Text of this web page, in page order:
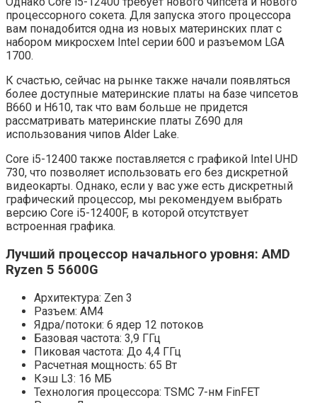
процессорного сокета. Для запуска этого процессора
вам понадобится одна из новых материнских плат с
набором микросхем Intel серии 600 и разъемом LGA
1700.
К счастью, сейчас на рынке также начали появляться
более доступные материнские платы на базе чипсетов
B660 и H610, так что вам больше не придется
рассматривать материнские платы Z690 для
использования чипов Alder Lake.
Core i5-12400 также поставляется с графикой Intel UHD
730, что позволяет использовать его без дискретной
видеокарты. Однако, если у вас уже есть дискретный
графический процессор, мы рекомендуем выбрать
версию Core i5-12400F, в которой отсутствует
встроенная графика.
Лучший процессор начального уровня: AMD
Ryzen 5 5600G
Архитектура: Zen 3
Разъем: АМ4
Ядра/потоки: 6 ядер 12 потоков
Базовая частота: 3,9 ГГц
Пиковая частота: До 4,4 ГГц
Расчетная мощность: 65 Вт
Кэш L3: 16 МБ
Технология процессора: TSMC 7-нм FinFET